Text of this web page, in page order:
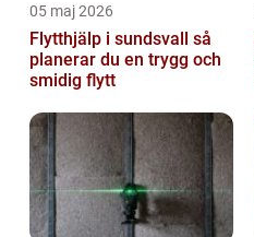
05 maj 2026
Flytthjälp i sundsvall så
planerar du en trygg och
smidig flytt